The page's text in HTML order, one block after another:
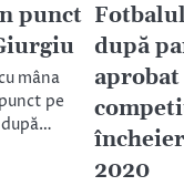
punct
mâna
pe
după
2020